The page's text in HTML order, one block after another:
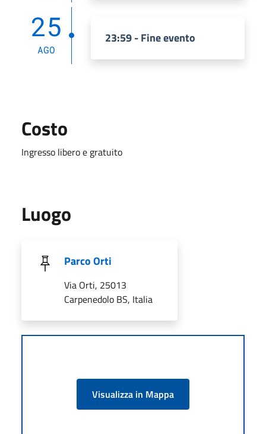
25
AGO
23:59 - Fine evento
Costo
Ingresso libero e gratuito
Luogo
Parco Orti
Via Orti, 25013
Carpenedolo BS, Italia
Visualizza in Mappa